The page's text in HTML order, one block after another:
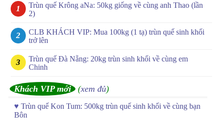
Trùn quế Krông aNa: 50kg giống về cùng anh Thao (lần
2)
CLB KHÁCH VIP: Mua 100kg (1 tạ) trùn quế sinh khối
trở lên
Trùn quế Đà Nẵng: 20kg trùn sinh khối về cùng em
Chinh
Khách VIP mới (xem đủ)
♥ Trùn quế Kon Tum: 500kg trùn quế sinh khối về cùng bạn
Bôn